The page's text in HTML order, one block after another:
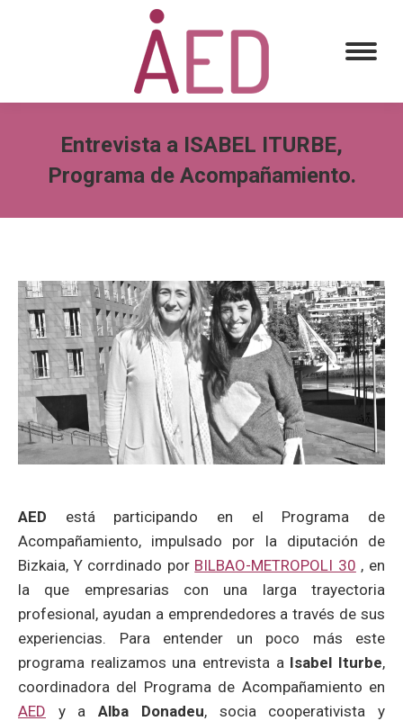
Entrevista a ISABEL ITURBE,
Programa de Acompañamiento.
AED está participando en el Programa de
Acompañamiento, impulsado por la diputación de
Bizkaia, Y corrdinado por BILBAO-METROPOLI 30 , en
la que empresarias con una larga trayectoria
profesional, ayudan a emprendedores a través de sus
experiencias. Para entender un poco más este
programa realizamos una entrevista a Isabel Iturbe,
coordinadora del Programa de Acompañamiento en
AED y aAlba Donadeu, socia cooperativista y